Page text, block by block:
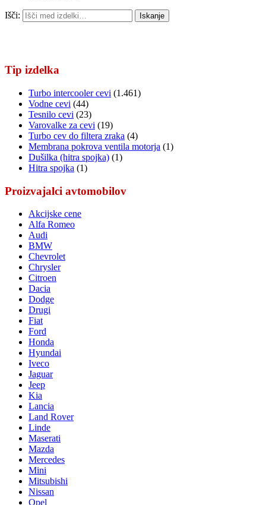
Išči: Iskanje
Tip izdelka
Turbo intercooler cevi (1.461)
Vodne cevi (44)
Tesnilo cevi (23)
Varovalke za cevi (19)
Turbo cev do filtera zraka (4)
Membrana pokrova ventila motorja (1)
Dušilka (hitra spojka) (1)
Hitra spojka (1)
Proizvajalci avtomobilov
Akcijske cene
Alfa Romeo
Audi
BMW
Chevrolet
Chrysler
Citroen
Dacia
Dodge
Drugi
Fiat
Ford
Honda
Hyundai
Iveco
Jaguar
Jeep
Kia
Lancia
Land Rover
Linde
Maserati
Mazda
Mercedes
Mini
Mitsubishi
Nissan
Opel